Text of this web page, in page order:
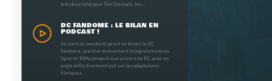
très diversifié pour The Eternals, les ...
DC FANDOME : LE BILAN EN
PODCAST !
Au cours du weekend passé se tenait le DC
Fandome, premier évènement intégralement en
ligne et 100% consacré aux univers de DC, avec un
angle définitivement axé sur les adaptations
filmiques ...